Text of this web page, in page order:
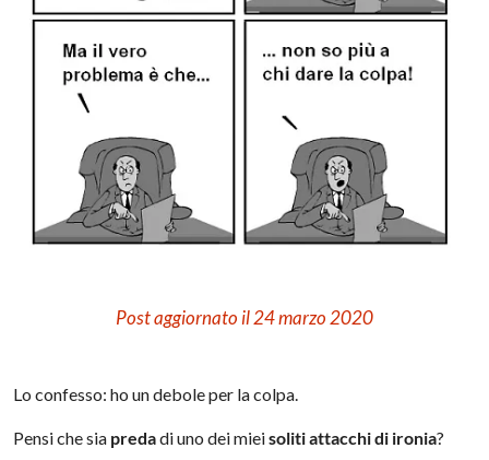
Post aggiornato il 24 marzo 2020
Lo confesso: ho un debole per la colpa.
Pensi che sia predadi uno dei mieisoliti attacchi di ironia?